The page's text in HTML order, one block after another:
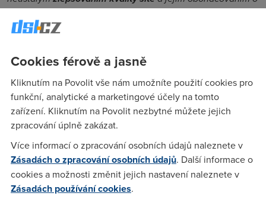
českého trhu.“
natestování a vývoji 5G technologií
nabízí i možnost LTE-A či inovativní služby typu VoLTE nebo
VoWifi. V roce 2017 navíc jako první v ČR předvedl službu
pevného internetu „vzduchem“ nebolivysokorychlostního
LTE internetu.
Jak měření probíhalo?
Test zahrnoval měření ve velkoměstech, městech a na
vybraných spojovacích silnicích,
společnost P3 Communications GmbH hodnotila
Cookies férově a jasně
Kliknutím na Povolit vše nám umožníte použití cookies pro
funkční, analytické a marketingové účely na tomto
zařízení. Kliknutím na Povolit nezbytné můžete jejich
zpracování úplně zakázat.
Více informací o zpracování osobních údajů naleznete v
Zásadách o zpracování osobních údajů. Další informace o
cookies a možnosti změnit jejich nastavení naleznete v
Zásadách používání cookies.